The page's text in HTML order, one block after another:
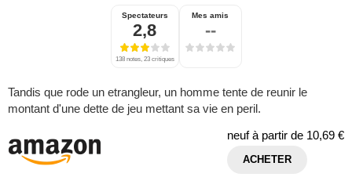
Spectateurs
2,8
138 notes, 23 critiques
Mes amis
--
Tandis que rode un etrangleur, un homme tente de reunir le
montant d'une dette de jeu mettant sa vie en peril.
neuf à partir de 10,69 €
ACHETER